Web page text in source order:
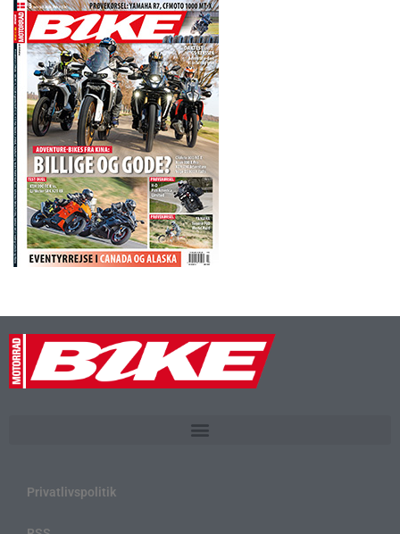
Privatlivspolitik